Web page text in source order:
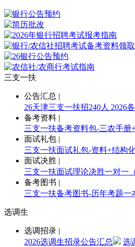
三支一扶
公告汇总 |
26天津三支一扶招240人 2026
备考资料 |
三支一扶备考资料包-三农手册
面试礼包 |
三支一扶面试礼包-资料+结构
面试决胜 |
三支一扶面试理论决胜一对一
备考图书 |
三支一扶备考图书-历年考题一
选调生
选调招录 |
2026选调生招录公告汇总
选